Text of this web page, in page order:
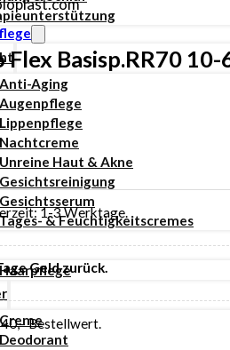
Anti-Aging
Augenpflege
Lippenpflege
Nachtcreme
Unreine Haut & Akne
Gesichtsreinigung
Gesichtsserum
Tages- & Feuchtigkeitscremes
Haarpflege
Creme
Deodorant
Flex Basisp.RR70
1-3 Werktage.
Geld zurück.
Bestellwert.